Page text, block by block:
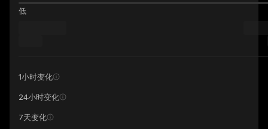
低
1小时变化
24小时变化
7天变化